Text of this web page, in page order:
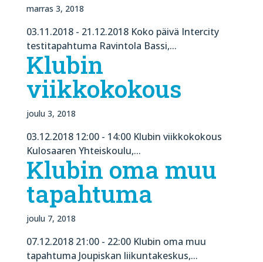
marras 3, 2018
03.11.2018 - 21.12.2018 Koko päivä Intercity
testitapahtuma Ravintola Bassi,...
Klubin
viikkokokous
joulu 3, 2018
03.12.2018 12:00 - 14:00 Klubin viikkokokous
Kulosaaren Yhteiskoulu,...
Klubin oma muu
tapahtuma
joulu 7, 2018
07.12.2018 21:00 - 22:00 Klubin oma muu
tapahtuma Joupiskan liikuntakeskus,...